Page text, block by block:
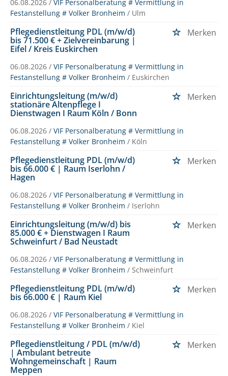
06.08.2026 / VIF Personalberatung # Vermittlung in
Festanstellung # Volker Bronheim / Ulm
Pflegedienstleitung PDL (m/w/d)
bis 71.500 € + Zielvereinbarung |
Eifel / Kreis Euskirchen
Merken
06.08.2026 / VIF Personalberatung # Vermittlung in
Festanstellung # Volker Bronheim / Euskirchen
Einrichtungsleitung (m/w/d)
stationäre Altenpflege I
Dienstwagen I Raum Köln / Bonn
Merken
06.08.2026 / VIF Personalberatung # Vermittlung in
Festanstellung # Volker Bronheim / Köln
Pflegedienstleitung PDL (m/w/d)
bis 66.000 € | Raum Iserlohn /
Hagen
Merken
06.08.2026 / VIF Personalberatung # Vermittlung in
Festanstellung # Volker Bronheim / Iserlohn
Einrichtungsleitung (m/w/d) bis
85.000 € + Dienstwagen I Raum
Schweinfurt / Bad Neustadt
Merken
06.08.2026 / VIF Personalberatung # Vermittlung in
Festanstellung # Volker Bronheim / Schweinfurt
Pflegedienstleitung PDL (m/w/d)
bis 66.000 € | Raum Kiel
Merken
06.08.2026 / VIF Personalberatung # Vermittlung in
Festanstellung # Volker Bronheim / Kiel
Pflegedienstleitung / PDL (m/w/d)
| Ambulant betreute
Wohngemeinschaft | Raum
Meppen
Merken